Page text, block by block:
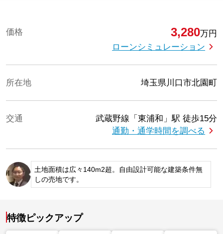
価格 3,280万円
ローンシミュレーション
所在地 埼玉県川口市北園町
交通 武蔵野線「東浦和」駅 徒歩15分
通勤・通学時間を調べる
土地面積は広々140m2超。自由設計可能な建築条件無
しの売地です。
特徴ピックアップ